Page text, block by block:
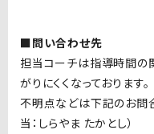
■問い合わせ先
担当コーチは指導時間の
がりにくくなっております。
不明点などは下記のお問
当：しらやま たかとし）